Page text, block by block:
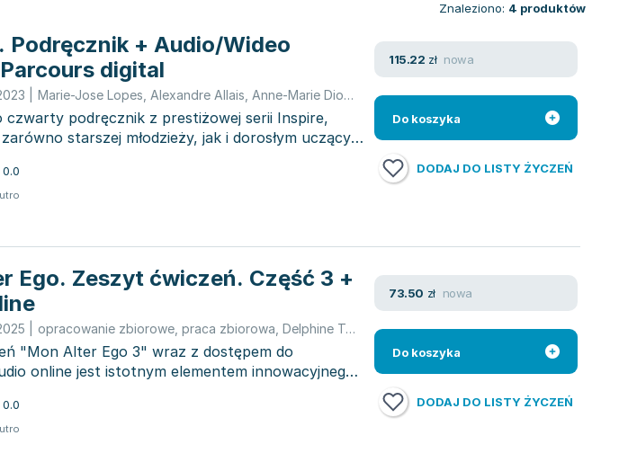
Znaleziono: 4 produktów
Podręcznik + Audio/Wideo
digital
Marie-Jose Lopes Alexandre Allais Anne-Marie Diogo Delphine Twardowski,opracowanie
podręcznik z prestiżowej serii Inspire,
starszej młodzieży, jak i dorosłym uczącym
0.0
115.22 zł nowa
Do koszyka
DODAJ DO LISTY ŻYCZEŃ
Ego. Zeszyt ćwiczeń. Część 3 +
opracowanie zbiorowe praca zbiorowa Delphine Twardowski ,Sara Kaddani
"Mon Alter Ego 3" wraz z dostępem do
online jest istotnym elementem innowacyjnego
0.0
73.50 zł nowa
Do koszyka
DODAJ DO LISTY ŻYCZEŃ